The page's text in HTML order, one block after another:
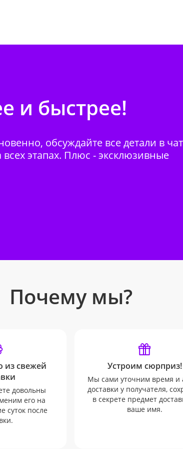
и быстрее!
обсуждайте все детали в
этапах. Плюс - эксклюзивные
Почему мы?
из свежей
довольны
его на
суток после
Устроим сюрприз!
Мы сами уточним время и
доставки у получателя,
в секрете предмет
ваше имя.